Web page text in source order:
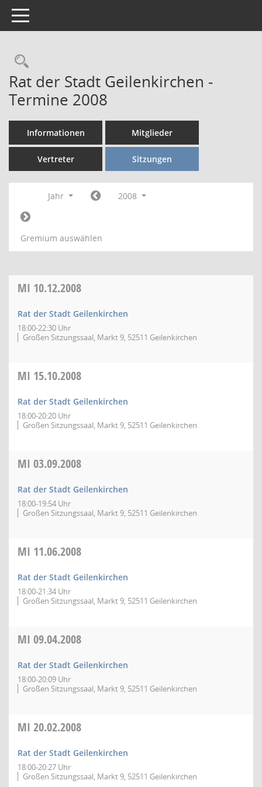
Toggle navigation
Rechercheauswahl
Rat der Stadt Geilenkirchen -
Termine 2008
Informationen Mitglieder
Vertreter Sitzungen
Jahr 2008
Gremium auswählen
MI 10.12.2008
Rat der Stadt Geilenkirchen
18:00-22:30 Uhr
Großen Sitzungssaal, Markt 9, 52511 Geilenkirchen
MI 15.10.2008
Rat der Stadt Geilenkirchen
18:00-20:20 Uhr
Großen Sitzungssaal, Markt 9, 52511 Geilenkirchen
MI 03.09.2008
Rat der Stadt Geilenkirchen
18:00-19:54 Uhr
Großen Sitzungssaal, Markt 9, 52511 Geilenkirchen
MI 11.06.2008
Rat der Stadt Geilenkirchen
18:00-21:34 Uhr
Großen Sitzungssaal, Markt 9, 52511 Geilenkirchen
MI 09.04.2008
Rat der Stadt Geilenkirchen
18:00-20:09 Uhr
Großen Sitzungssaal, Markt 9, 52511 Geilenkirchen
MI 20.02.2008
Rat der Stadt Geilenkirchen
18:00-20:27 Uhr
Großen Sitzungssaal, Markt 9, 52511 Geilenkirchen